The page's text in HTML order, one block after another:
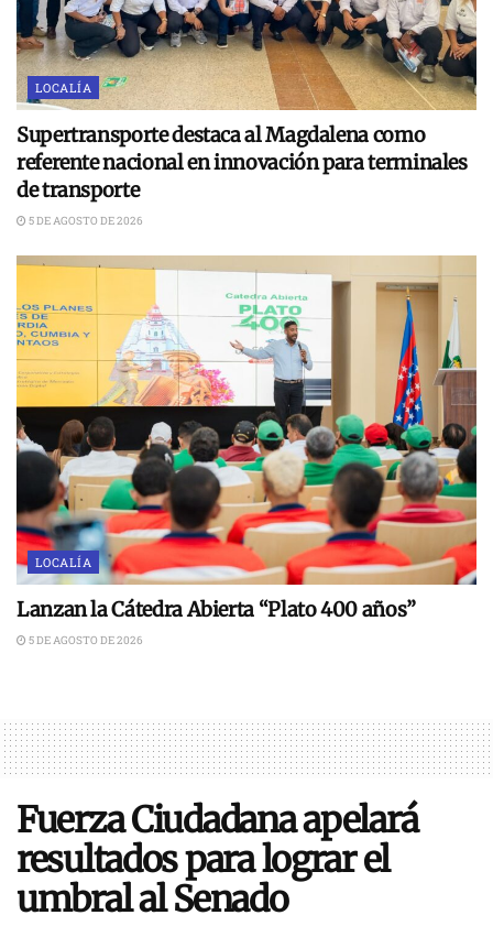
LOCALÍA
Supertransporte destaca al Magdalena como
referente nacional en innovación para terminales
de transporte
5 DE AGOSTO DE 2026
LOCALÍA
Lanzan la Cátedra Abierta “Plato 400 años”
5 DE AGOSTO DE 2026
Fuerza Ciudadana apelará
resultados para lograr el
umbral al Senado